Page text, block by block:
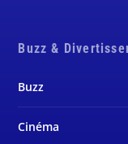
Buzz &
Buzz
Cinéma